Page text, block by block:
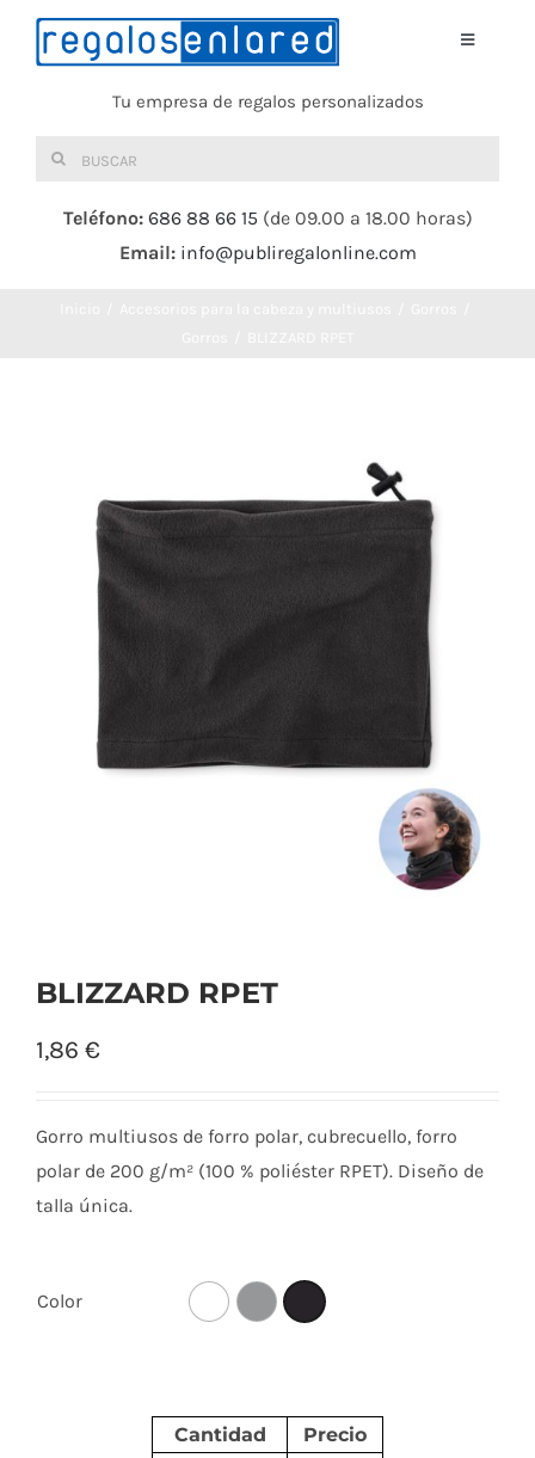
Saltar
Toggle
HERRAMIENTAS
PERSONAL
WooCommerce Cart
Tu empresa de regalos personalizados
Buscar:
Teléfono: 686 88 66 15 (de 09.00 a 18.00 horas)
Email: info@publiregalonline.com
BLIZZARD RPET
1,86 €
Gorro multiusos de forro polar, cubrecuello, forro
polar de 200 g/m² (100 % poliéster RPET). Diseño de
talla única.
Color
Cantidad
Precio